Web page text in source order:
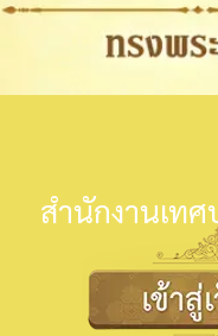
สำนักงานเท